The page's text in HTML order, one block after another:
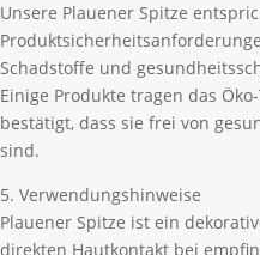
Unsere Plauener Spitze
Schadstoffe und
Einige Produkte tragen das
bestätigt, dass sie frei von
sind.
5. Verwendungshinweise
Plauener Spitze ist ein
direkten Hautkontakt bei